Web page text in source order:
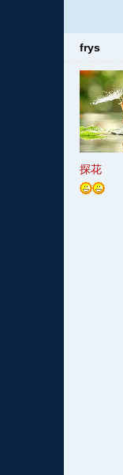
frys
探花